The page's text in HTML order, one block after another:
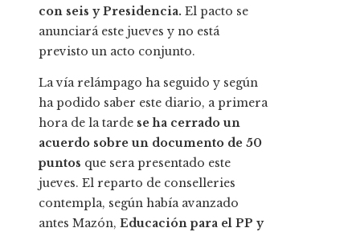
con seis y Presidencia. El pacto se
anunciará este jueves y no está
previsto un acto conjunto.
La vía relámpago ha seguido y según
ha podido saber este diario, a primera
hora de la tarde se ha cerrado un
acuerdo sobre un documento de 50
puntos que sera presentado este
jueves. El reparto de conselleries
contempla, según había avanzado
antes Mazón, Educación para el PP y